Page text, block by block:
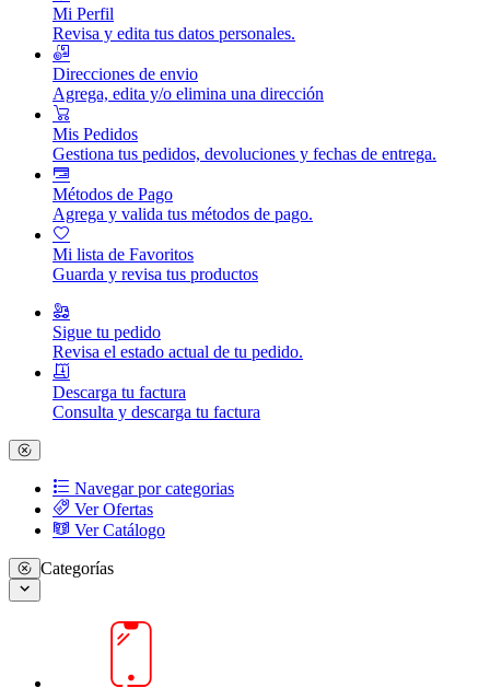
Mi Perfil
Revisa y edita tus datos personales.
Direcciones de envio
Agrega, edita y/o elimina una dirección
Mis Pedidos
Gestiona tus pedidos, devoluciones y fechas de entrega.
Métodos de Pago
Agrega y valida tus métodos de pago.
Mi lista de Favoritos
Guarda y revisa tus productos
Sigue tu pedido
Revisa el estado actual de tu pedido.
Descarga tu factura
Consulta y descarga tu factura
Navegar por categorias
Ver Ofertas
Ver Catálogo
Categorías